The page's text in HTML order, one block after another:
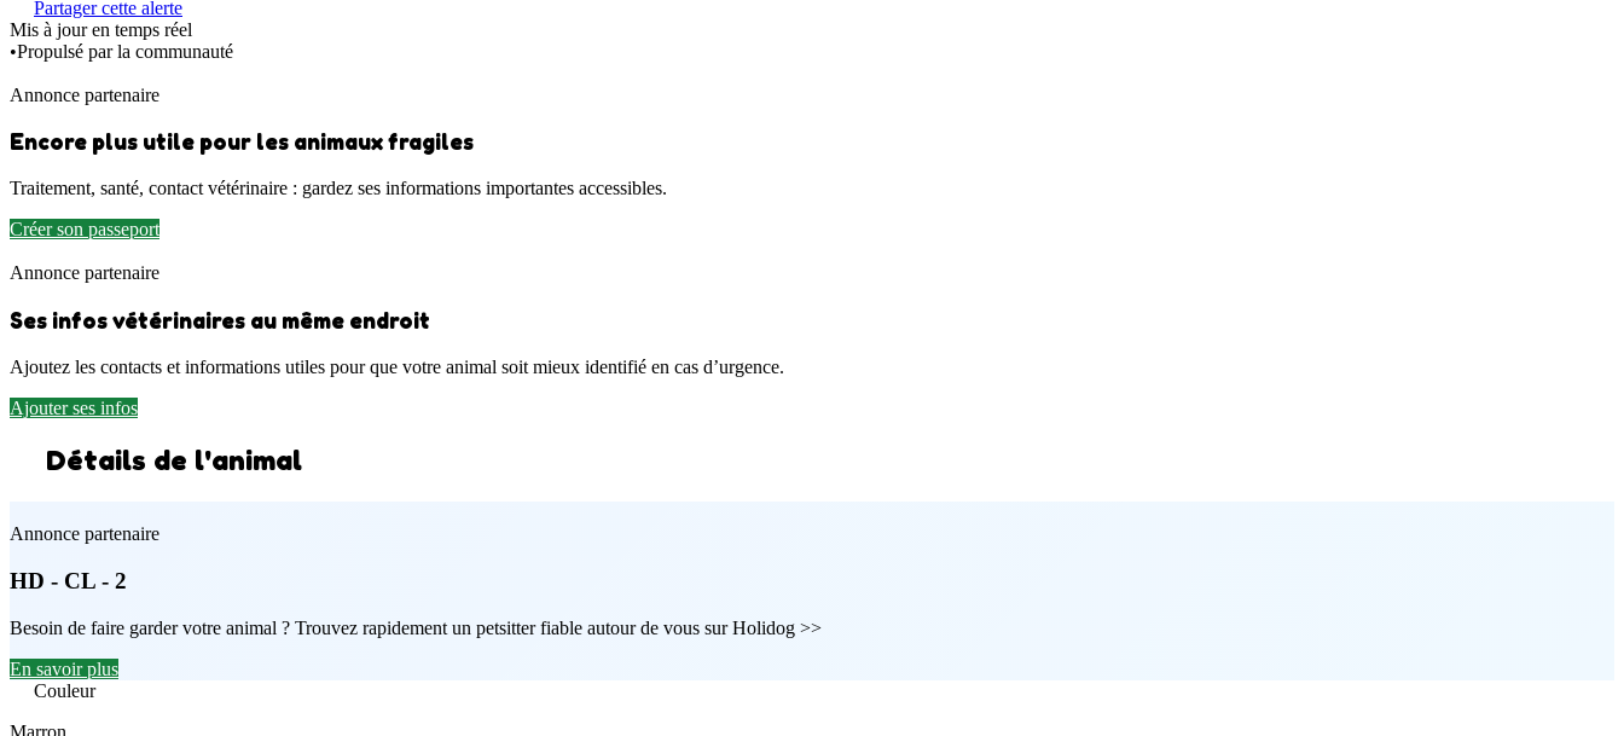
Partager cette alerte
Mis à jour en temps réel
•Propulsé par la communauté
Annonce partenaire
Encore plus utile pour les animaux fragiles
Traitement, santé, contact vétérinaire : gardez ses informations importantes accessibles.
Créer son passeport
Annonce partenaire
Ses infos vétérinaires au même endroit
Ajoutez les contacts et informations utiles pour que votre animal soit mieux identifié en cas d’urgence.
Ajouter ses infos
Détails de l'animal
Annonce partenaire
HD - CL - 2
Besoin de faire garder votre animal ? Trouvez rapidement un petsitter fiable autour de vous sur Holidog >>
En savoir plus
Couleur
Marron